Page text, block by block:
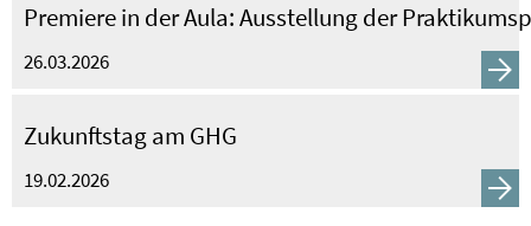
Premiere in der Aula: Ausstellung der
26.03.2026
Zukunftstag am GHG
19.02.2026